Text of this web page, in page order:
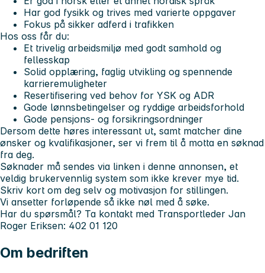
Har god fysikk og trives med varierte oppgaver
Fokus på sikker adferd i trafikken
Hos oss får du:
Et trivelig arbeidsmiljø med godt samhold og
fellesskap
Solid opplæring, faglig utvikling og spennende
karrieremuligheter
Resertifisering ved behov for YSK og ADR
Gode lønnsbetingelser og ryddige arbeidsforhold
Gode pensjons- og forsikringsordninger
Dersom dette høres interessant ut, samt matcher dine
ønsker og kvalifikasjoner, ser vi frem til å motta en søknad
fra deg.
Søknader må sendes via linken i denne annonsen, et
veldig brukervennlig system som ikke krever mye tid.
Skriv kort om deg selv og motivasjon for stillingen.
Vi ansetter forløpende så ikke nøl med å søke.
Har du spørsmål? Ta kontakt med Transportleder Jan
Roger Eriksen: 402 01 120
Om bedriften